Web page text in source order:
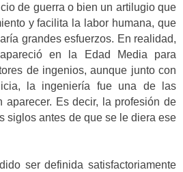
de guerra o bien un artilugio que
y facilita la labor humana, que
grandes esfuerzos. En realidad,
en la Edad Media para
de ingenios, aunque junto con
la ingeniería fue una de las
aparecer. Es decir, la profesión de
siglos antes de que se le diera ese
ser definida satisfactoriamente